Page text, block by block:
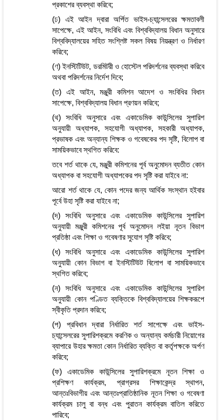
প্রকাশের ব্যবস্থা করিবে;
(ঢ) এই আইন দ্বারা অর্পিত ভাইস-চ্যান্সেলরের ক্ষমতাবলী
সাপেক্ষে, এই আইন, সংবিধি এবং বিশ্ববিদ্যালয় বিধান অনুসারে
বিশ্ববিদ্যালয়ের সহিত সংশ্লিষ্ট সকল বিষয় নিয়ন্ত্রণ ও নির্ধারণ
করিবে;
(ণ) ইনস্টিটিউট, ডরমিটরী ও হোস্টেল পরিদর্শনের ব্যবস্থা করিবে
অথবা পরিদর্শনের নির্দেশ দিবে;
(ত) এই আইন, মঞ্জুরী কমিশন আদেশ ও সংবিধির বিধান
সাপেক্ষে, বিশ্ববিদ্যালয় বিধান প্রণয়ন করিবে;
(থ) সংবিধি অনুসারে এবং একাডেমিক কাউন্সিলের সুপারিশ
অনুযায়ী অধ্যাপক, সহযোগী অধ্যাপক, সহকারী অধ্যাপক,
প্রভাষক এবং অন্যান্য শিক্ষক ও গবেষকের পদ সৃষ্টি, বিলোপ বা
সাময়িকভাবে স্থগিত করিবে:
তবে শর্ত থাকে যে, মঞ্জুরী কমিশনের পূর্ব অনুমোদন ব্যতীত কোন
অধ্যাপক বা সহযোগী অধ্যাপকের পদ সৃষ্টি করা যাইবে না:
আরো শর্ত থাকে যে, কোন পদের জন্য আর্থিক সংস্থান হইবার
পূর্বে উহা সৃষ্টি করা যাইবে না;
(দ) সংবিধি অনুসারে এবং একাডেমিক কাউন্সিলের সুপারিশ
অনুযায়ী মঞ্জুরী কমিশনের পূর্ব অনুমোদন লইয়া নূতন বিভাগ
প্রতিষ্ঠা এবং শিক্ষা ও গবেষণার সুযোগ সৃষ্টি করিবে;
(ধ) সংবিধি অনুসারে এবং একাডেমিক কাউন্সিলের সুপারিশ
অনুযায়ী কোন বিভাগ বা ইনস্টিটিউট বিলোপ বা সাময়িকভাবে
স্থগিত করিবে;
(ন) সংবিধি অনুসারে এবং একাডেমিক কাউন্সিলের সুপারিশ
অনুযায়ী কোন পণ্ডিত ব্যক্তিকে বিশ্ববিদ্যালয়ের শিক্ষকরূপে
স্বীকৃতি প্রদান করিবে;
(প) প্রবিধান দ্বারা নির্ধারিত শর্ত সাপেক্ষে এবং ভাইস-
চ্যান্সেলরের সুপারিশক্রমে করণিক ও অন্যান্য কর্মচারী নিয়োগের
ব্যাপারে উহার ক্ষমতা কোন নির্ধারিত ব্যক্তি বা কর্তৃপক্ষকে অর্পণ
করিবে;
(ফ) একাডেমিক কাউন্সিলের সুপারিশক্রমে নূতন শিক্ষা ও
প্রশিক্ষণ কার্যক্রম, প্রাগ্রসর শিক্ষাকেন্দ্র স্থাপন,
আন্তঃবিভাগীয় এবং আন্তঃপ্রাতিষ্ঠানিক নূতন শিক্ষা ও গবেষণা
কার্যক্রম চালু বা বন্ধ এবং পুরাতন কার্যক্রম বাতিল করিতে
পারিবে;